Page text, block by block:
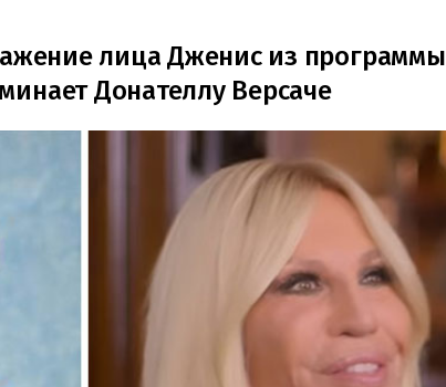
лица Дженис из программы
Донателлу Версаче